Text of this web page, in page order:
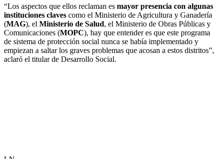
“Los aspectos que ellos reclaman es mayor presencia con algunas
instituciones claves como el Ministerio de Agricultura y Ganadería
(MAG), el Ministerio de Salud, el Ministerio de Obras Públicas y
Comunicaciones (MOPC), hay que entender es que este programa
de sistema de protección social nunca se había implementado y
empiezan a saltar los graves problemas que acosan a estos distritos”,
aclaró el titular de Desarrollo Social.